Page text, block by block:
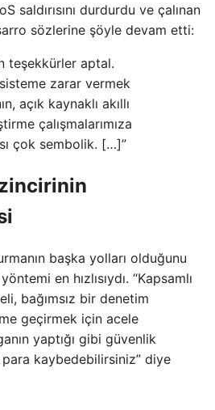
saldırısını durdurdu ve çalınan
sözlerine şöyle devam etti:
teşekkürler aptal.
zarar vermek
açık kaynaklı akıllı
çalışmalarımıza
çok sembolik. […]”
başka yolları olduğunu
en hızlısıydı. “Kapsamlı
bağımsız bir denetim
geçirmek için acele
yaptığı gibi güvenlik
para kaybedebilirsiniz” diye